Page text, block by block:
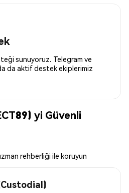
sunuyoruz. Telegram ve
da aktif destek ekiplerimiz
yi Güvenli
rehberliği ile koruyun